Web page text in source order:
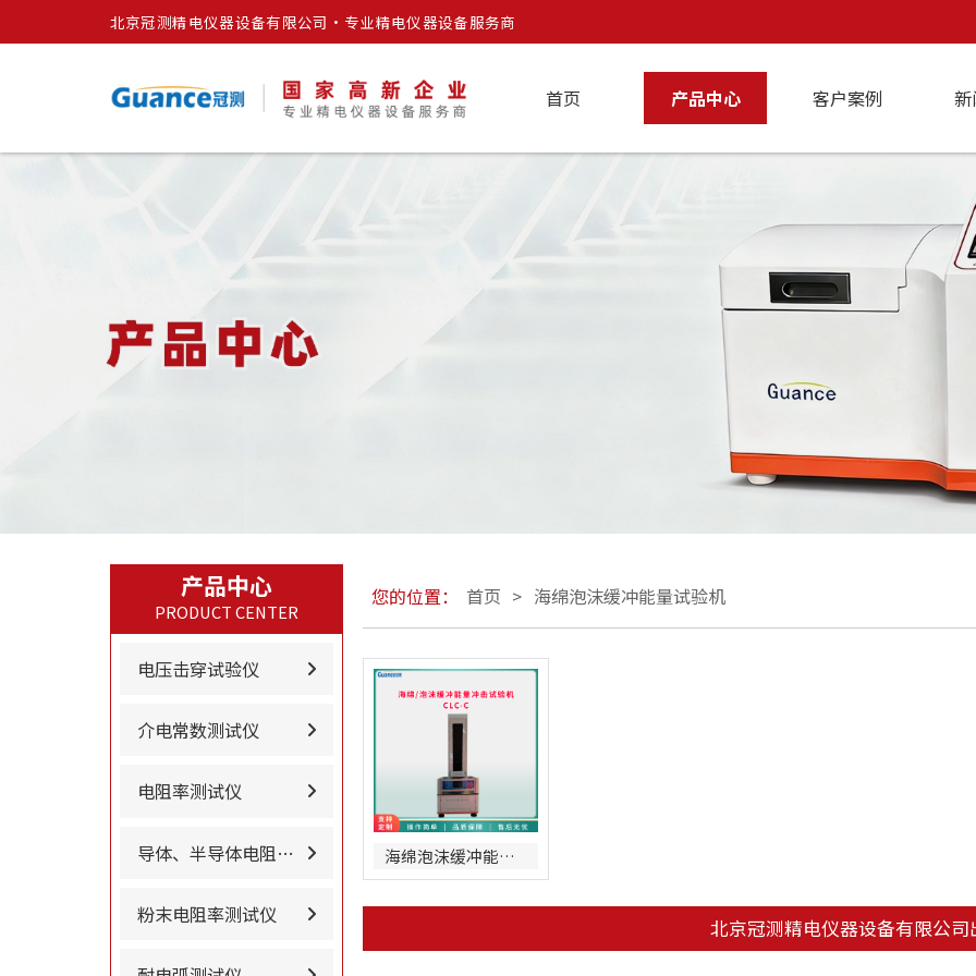
北京冠测精电仪器设备有限公司·专业精电仪器设备服务商
首页 产品中心 客户案例
产品中心
PRODUCT CENTER
电压击穿试验仪
介电常数测试仪
电阻率测试仪
导体、半导体电阻率…
粉末电阻率测试仪
您的位置： 首页 > 海绵泡沫缓冲能量试验机
海绵泡沫缓冲能量试验机
北京冠测精电仪器设备有限公司